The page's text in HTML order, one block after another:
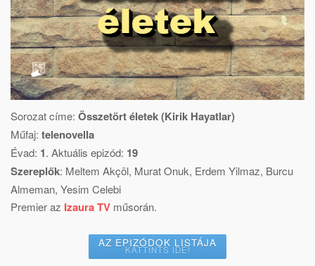
Sorozat címe: Összetört életek (Kirik Hayatlar)
Műfaj: telenovella
Évad: 1. Aktuális epizód: 19
Szereplők: Meltem Akçöl, Murat Onuk, Erdem Yilmaz, Burcu
Almeman, Yesim Celebi
Premier az Izaura TV műsorán.
AZ EPIZÓDOK LISTÁJA
KATTINTS IDE!